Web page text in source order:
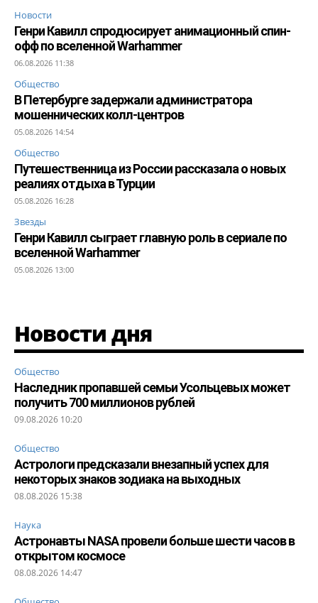
Новости
Генри Кавилл спродюсирует анимационный спин-
офф по вселенной Warhammer
06.08.2026 11:38
Общество
В Петербурге задержали администратора
мошеннических колл-центров
05.08.2026 14:54
Общество
Путешественница из России рассказала о новых
реалиях отдыха в Турции
05.08.2026 16:28
Звезды
Генри Кавилл сыграет главную роль в сериале по
вселенной Warhammer
05.08.2026 13:00
Новости дня
Общество
Наследник пропавшей семьи Усольцевых может
получить 700 миллионов рублей
09.08.2026 10:20
Общество
Астрологи предсказали внезапный успех для
некоторых знаков зодиака на выходных
08.08.2026 15:38
Наука
Астронавты NASA провели больше шести часов в
открытом космосе
08.08.2026 14:47